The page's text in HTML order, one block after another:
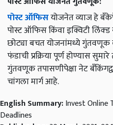
पोस्ट ऑफिस योजनेत व्याज हे
पोस्ट ऑफिस किंवा इक्विटी
छोट्या बचत योजनांमध्ये
फंडाची प्रक्रिया पूर्ण होण्यास
गुंतवणूक तपासणीपेक्षा नेट
चांगला मार्ग आहे.
Deadlines
Published on: